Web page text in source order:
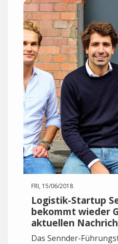
FRI, 15/06/2018
Logistik-Startup
bekommt wieder
aktuellen
Das Sennder-